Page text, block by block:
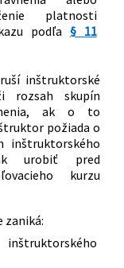
platnosti
podľa § 11
inštruktorské
rozsah skupín
ak o to
požiada o
inštruktorského
urobiť pred
kurzu
zaniká: